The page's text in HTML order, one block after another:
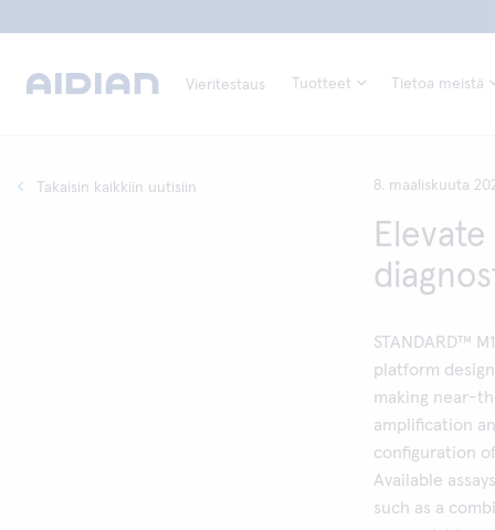
Vieritestaus Tuotteet Tietoa meistä
Takaisin kaikkiin uutisiin 8. maaliskuuta
STANDARD™
platform
making near-
amplification
configuration
Available
such as a